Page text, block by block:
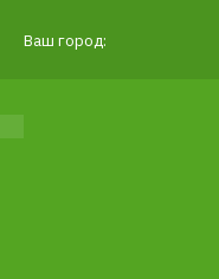
Ваш город: